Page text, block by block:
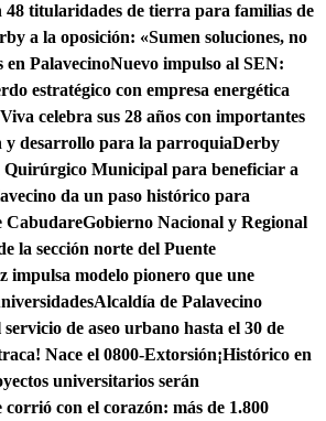
titularidades de tierra para familias de
a la oposición: «Sumen soluciones, no
en PalavecinoNuevo impulso al SEN:
estratégico con empresa energética
celebra sus 28 años con importantes
y desarrollo para la parroquiaDerby
Quirúrgico Municipal para beneficiar a
da un paso histórico para
CabudareGobierno Nacional y Regional
la sección norte del Puente
impulsa modelo pionero que une
Alcaldía de Palavecino
de aseo urbano hasta el 30 de
Nace el 0800-Extorsión¡Histórico en
universitarios serán
con el corazón: más de 1.800